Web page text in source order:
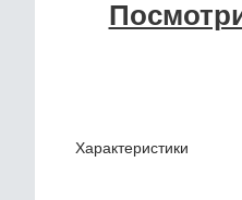
Характеристики